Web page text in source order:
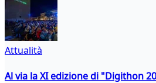
Attualità
Al via la XI edizione di "Digithon